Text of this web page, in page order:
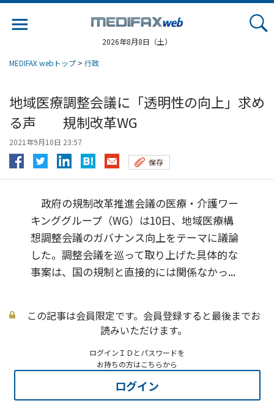
2026年8月8日（土）
MEDIFAX webトップ > 行政
地域医療調整会議に「透明性の向上」求め
る声 規制改革WG
2021年9月10日 23:57
保存
政府の規制改革推進会議の医療・介護ワー
キンググループ（WG）は10日、地域医療構
想調整会議のガバナンス向上をテーマに議論
した。調整会議を巡って取り上げた具体的な
事案は、国の規制と直接的には関係なかっ...
この記事は会員限定です。会員登録すると最後までお
読みいただけます。
ログインＩＤとパスワードを
お持ちの方はこちらから
ログイン